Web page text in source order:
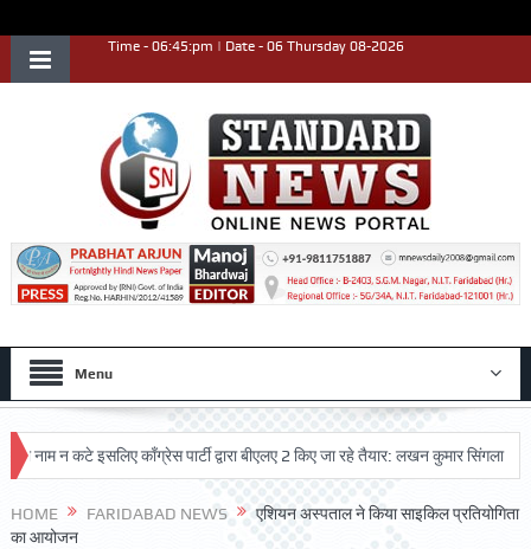
Time - 06:45:pm | Date - 06 Thursday 08-2026
Menu
न कटे इसलिए काँग्रेस पार्टी द्वारा बीएलए 2 किए जा रहे तैयार: लखन कुमार सिंगला
HOME FARIDABAD NEWS
एशियन अस्पताल ने किया साइकिल प्रतियोगिता
का आयोजन